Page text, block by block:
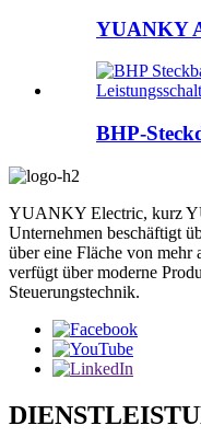
YUANKY
BHP-
YUANKY Electric, kurz
Unternehmen beschäftigt
über eine Fläche von
verfügt über moderne
Steuerungstechnik.